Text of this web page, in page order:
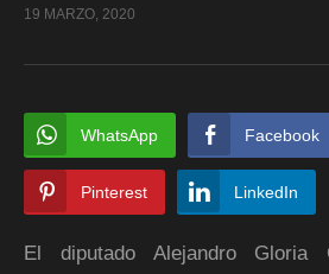
19 MARZO, 2020
WhatsApp Facebook
Pinterest LinkedIn
El diputado Alejandro Gloria